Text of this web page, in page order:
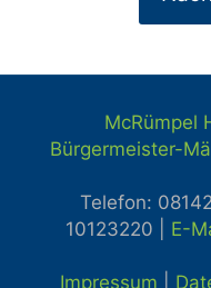
McRümpel
Bürgermeister-
Telefon:
10123220 | E-
Impressum